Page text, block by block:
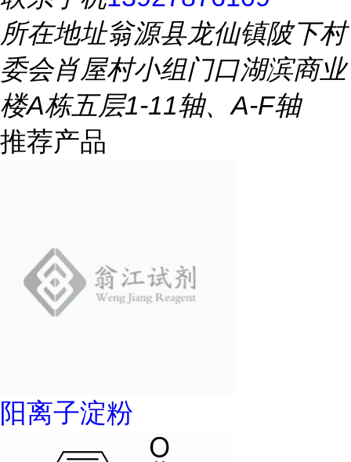
所在地址翁源县龙仙镇陂下村
委会肖屋村小组门口湖滨商业
楼A栋五层1-11轴、A-F轴
推荐产品
阳离子淀粉